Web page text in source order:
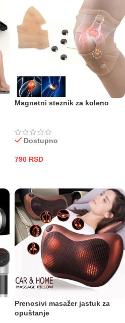
Magnetni steznik za koleno
Dostupno
790 RSD
Prenosivi masažer jastuk za
opuštanje